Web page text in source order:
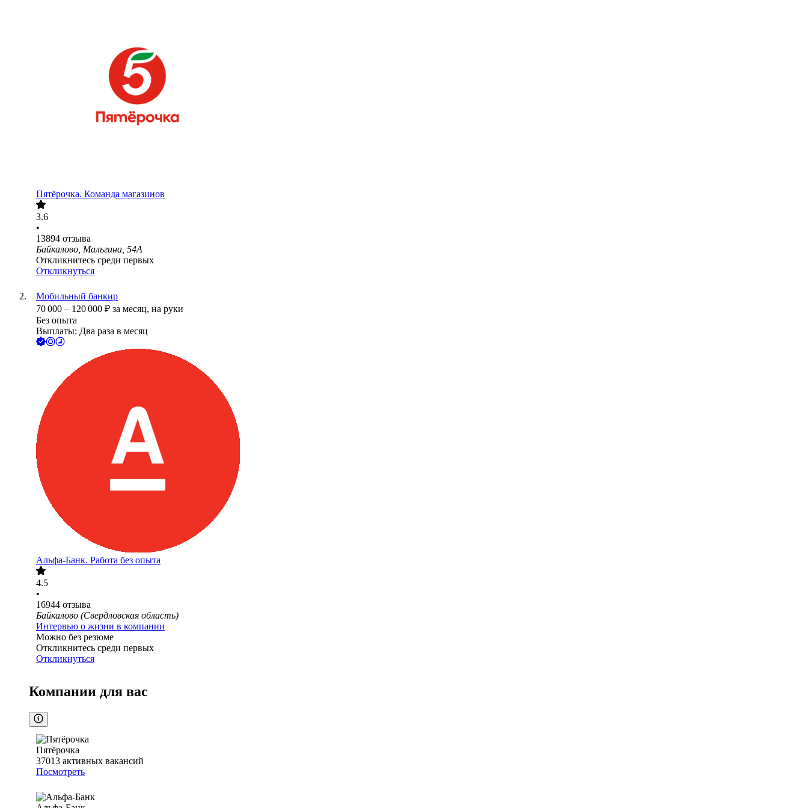
Пятёрочка. Команда магазинов
3.6
•
13894 отзыва
Байкалово, Мальгина, 54А
Откликнитесь среди первых
Откликнуться
Мобильный банкир
70 000 – 120 000 ₽ за месяц, на руки
Без опыта
Выплаты: Два раза в месяц
Альфа-Банк. Работа без опыта
4.5
•
16944 отзыва
Байкалово (Свердловская область)
Интервью о жизни в компании
Можно без резюме
Откликнитесь среди первых
Откликнуться
Компании для вас
Пятёрочка
37013 активных вакансий
Посмотреть